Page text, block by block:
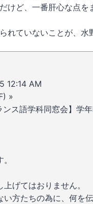
けど、一番肝心な点を
れていないことが、水
12:14 AM
»
ス語学科同窓会】学
げてはおりません。
方たちの為に、何を